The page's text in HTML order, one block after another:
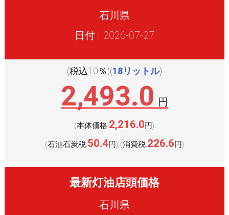
石川県
日付 : 2026-07-27
(税込10％)(18リットル)
2,493.0 円
(本体価格:2,216.0円)
(石油石炭税:50.4円) (消費税:226.6円)
最新灯油店頭価格
石川県